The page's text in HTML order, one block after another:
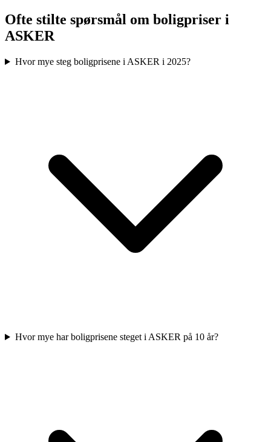
Ofte stilte spørsmål om boligpriser i
ASKER
Hvor mye steg boligprisene i ASKER i 2025?
Hvor mye har boligprisene steget i ASKER på 10 år?